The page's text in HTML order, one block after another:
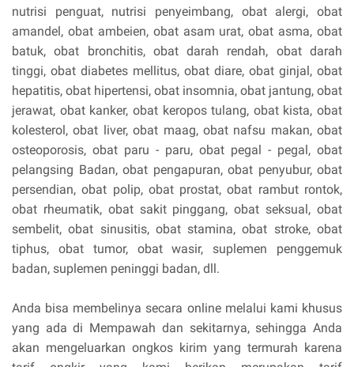
nutrisi penguat, nutrisi penyeimbang, obat alergi, obat
amandel, obat ambeien, obat asam urat, obat asma, obat
batuk, obat bronchitis, obat darah rendah, obat darah
tinggi, obat diabetes mellitus, obat diare, obat ginjal, obat
hepatitis, obat hipertensi, obat insomnia, obat jantung, obat
jerawat, obat kanker, obat keropos tulang, obat kista, obat
kolesterol, obat liver, obat maag, obat nafsu makan, obat
osteoporosis, obat paru - paru, obat pegal - pegal, obat
pelangsing Badan, obat pengapuran, obat penyubur, obat
persendian, obat polip, obat prostat, obat rambut rontok,
obat rheumatik, obat sakit pinggang, obat seksual, obat
sembelit, obat sinusitis, obat stamina, obat stroke, obat
tiphus, obat tumor, obat wasir, suplemen penggemuk
badan, suplemen peninggi badan, dll.
Anda bisa membelinya secara online melalui kami khusus
yang ada di Mempawah dan sekitarnya, sehingga Anda
akan mengeluarkan ongkos kirim yang termurah karena